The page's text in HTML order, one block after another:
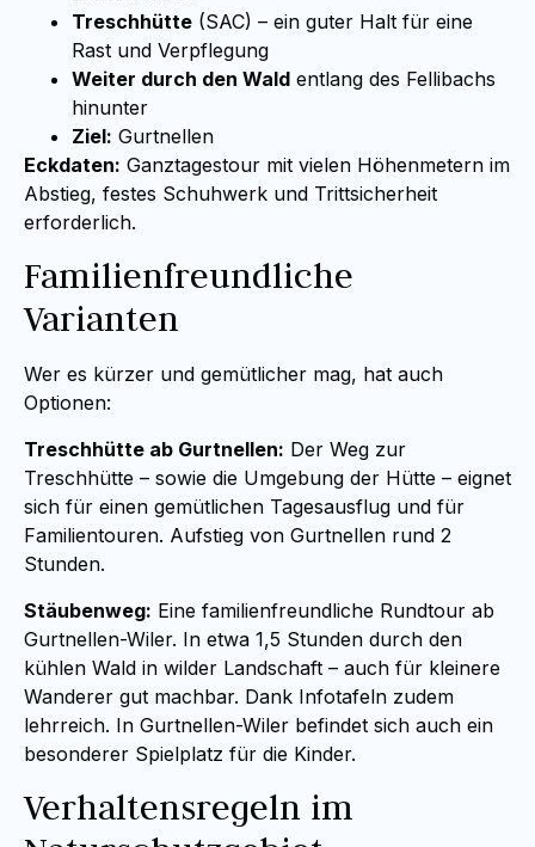
Treschhütte (SAC) – ein guter Halt für eine
Rast und Verpflegung
Weiter durch den Wald entlang des Fellibachs
hinunter
Ziel: Gurtnellen
Eckdaten: Ganztagestour mit vielen Höhenmetern im
Abstieg, festes Schuhwerk und Trittsicherheit
erforderlich.
Familienfreundliche
Varianten
Wer es kürzer und gemütlicher mag, hat auch
Optionen:
Treschhütte ab Gurtnellen: Der Weg zur
Treschhütte – sowie die Umgebung der Hütte – eignet
sich für einen gemütlichen Tagesausflug und für
Familientouren. Aufstieg von Gurtnellen rund 2
Stunden.
Stäubenweg: Eine familienfreundliche Rundtour ab
Gurtnellen-Wiler. In etwa 1,5 Stunden durch den
kühlen Wald in wilder Landschaft – auch für kleinere
Wanderer gut machbar. Dank Infotafeln zudem
lehrreich. In Gurtnellen-Wiler befindet sich auch ein
besonderer Spielplatz für die Kinder.
Verhaltensregeln im